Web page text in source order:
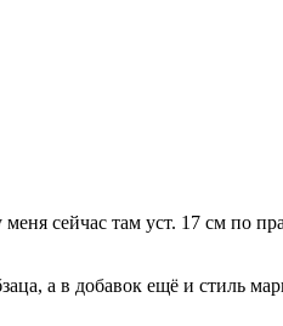
сейчас там уст. 17 см по
а в добавок ещё и стиль